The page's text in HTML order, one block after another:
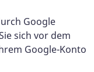
Google
sich vor dem
Google-Konto